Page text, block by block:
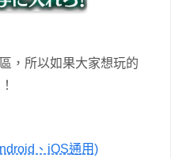
，所以如果大家想玩的
、iOS通用)